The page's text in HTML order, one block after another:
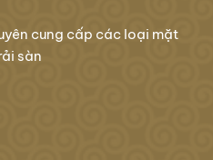
cung cấp các loại mặt
sàn